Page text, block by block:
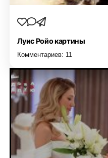
Луис Ройо картины
Комментариев: 11